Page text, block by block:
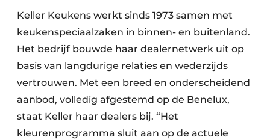
Keller Keukens werkt sinds 1973 samen met
keukenspeciaalzaken in binnen- en buitenland.
Het bedrijf bouwde haar dealernetwerk uit op
basis van langdurige relaties en wederzijds
vertrouwen. Met een breed en onderscheidend
aanbod, volledig afgestemd op de Benelux,
staat Keller haar dealers bij. “Het
kleurenprogramma sluit aan op de actuele